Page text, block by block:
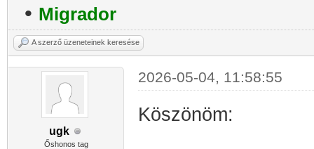
• Migrador
A szerző üzeneteinek keresése
ugk
Őshonos tag
2026-05-04, 11:58:55
Köszönöm: